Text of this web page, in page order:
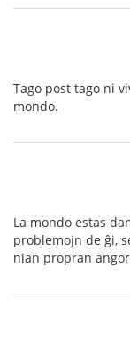
Tago post tago ni
mondo.
La mondo estas
problemojn de ĝi,
nian propran